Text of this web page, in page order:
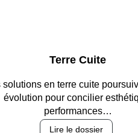
Parking et garages
sécurisation des
des revêtements et
Lire le dossier